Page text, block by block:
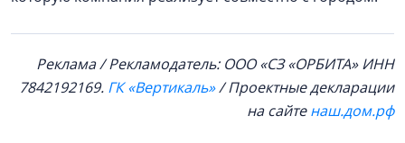
Реклама / Рекламодатель: ООО «СЗ «ОРБИТА» ИНН
7842192169. ГК «Вертикаль»/ Проектные декларации
на сайтенаш.дом.рф